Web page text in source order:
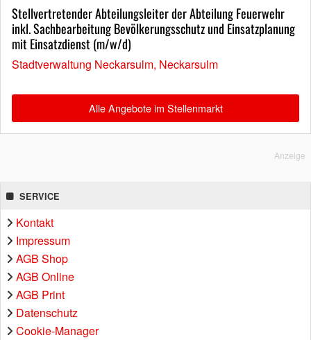
Stellvertretender Abteilungsleiter der Abteilung Feuerwehr
inkl. Sachbearbeitung Bevölkerungsschutz und Einsatzplanung
mit Einsatzdienst (m/w/d)
Stadtverwaltung Neckarsulm, Neckarsulm
Alle Angebote im Stellenmarkt
Anzeige
SERVICE
Kontakt
Impressum
AGB Shop
AGB Online
AGB Print
Datenschutz
Cookie-Manager